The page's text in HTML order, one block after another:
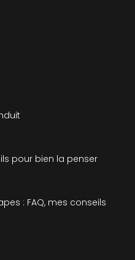
pour bien la penser
: FAQ, mes conseils